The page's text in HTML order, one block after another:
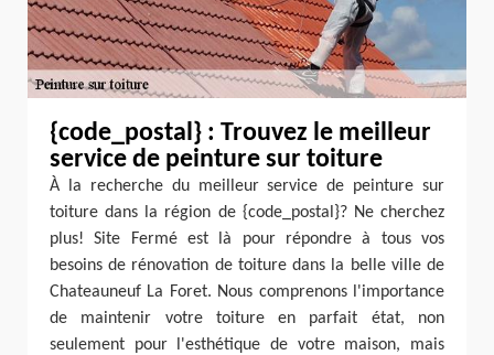
{code_postal} : Trouvez le meilleur
service de peinture sur toiture
À la recherche du meilleur service de peinture sur
toiture dans la région de {code_postal}? Ne cherchez
plus! Site Fermé est là pour répondre à tous vos
besoins de rénovation de toiture dans la belle ville de
Chateauneuf La Foret. Nous comprenons l'importance
de maintenir votre toiture en parfait état, non
seulement pour l'esthétique de votre maison, mais